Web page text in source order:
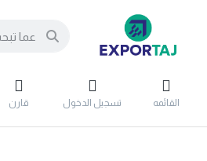
القائمه تسجيل الدخول قارن